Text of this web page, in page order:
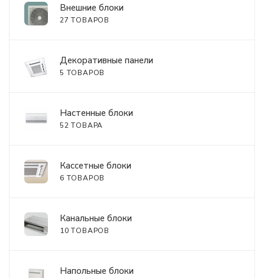
Внешние блоки
27 ТОВАРОВ
Декоративные панели
5 ТОВАРОВ
Настенные блоки
52 ТОВАРА
Кассетные блоки
6 ТОВАРОВ
Канальные блоки
10 ТОВАРОВ
Напольные блоки